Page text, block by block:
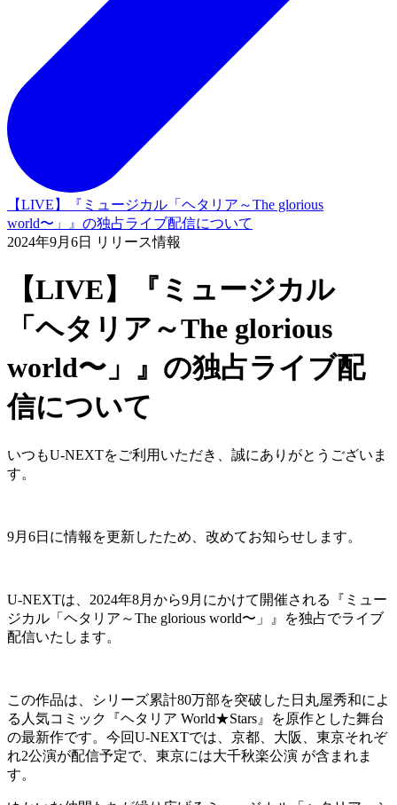
【LIVE】『ミュージカル「ヘタリア～The glorious
world〜」』の独占ライブ配信について
2024年9月6日 リリース情報
【LIVE】『ミュージカル
「ヘタリア～The glorious
world〜」』の独占ライブ配
信について
いつもU-NEXTをご利用いただき、誠にありがとうございま
す。
9月6日に情報を更新したため、改めてお知らせします。
U-NEXTは、2024年8月から9月にかけて開催される『ミュー
ジカル「ヘタリア～The glorious world〜」』を独占でライブ
配信いたします。
この作品は、シリーズ累計80万部を突破した日丸屋秀和によ
る人気コミック『ヘタリア World★Stars』を原作とした舞台
の最新作です。今回U-NEXTでは、京都、大阪、東京それぞ
れ2公演が配信予定で、東京には大千秋楽公演 が含まれま
す。